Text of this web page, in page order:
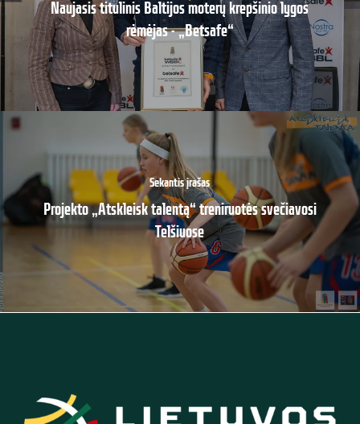
Naujasis titulinis Baltijos moterų krepšinio lygos
rėmėjas - „Betsafe“
Sekantis įrašas
Projekto „Atskleisk talentą“ treniruotės svečiavosi
Telšiuose